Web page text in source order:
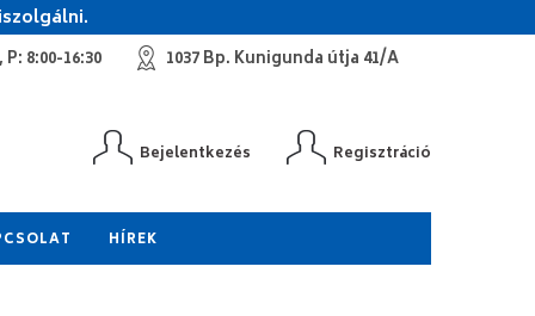
8:00-16:30 1037 Bp. Kunigunda útja 41/A
Bejelentkezés Regisztráció
HÍREK